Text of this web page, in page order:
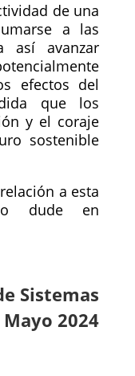
de una
a las
así avanzar
efectos del
que los
y el coraje
sostenible
a esta
dude en
Sistemas
Mayo 2024